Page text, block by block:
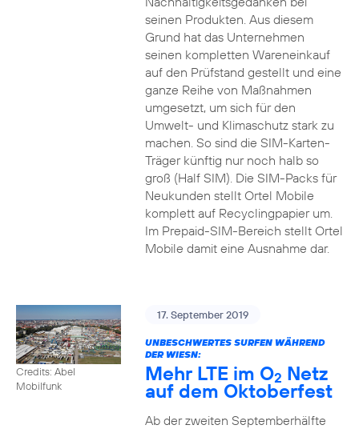
seinen Produkten. Aus diesem
Grund hat das Unternehmen
seinen kompletten Wareneinkauf
auf den Prüfstand gestellt und eine
ganze Reihe von Maßnahmen
umgesetzt, um sich für den
Umwelt- und Klimaschutz stark zu
machen. So sind die SIM-Karten-
Träger künftig nur noch halb so
groß (Half SIM). Die SIM-Packs für
Neukunden stellt Ortel Mobile
komplett auf Recyclingpapier um.
Im Prepaid-SIM-Bereich stellt Ortel
Mobile damit eine Ausnahme dar.
Credits: Abel
Mobilfunk
17. September 2019
UNBESCHWERTES SURFEN WÄHREND
DER WIESN:
Mehr LTE im O2 Netz
auf dem Oktoberfest
Ab der zweiten Septemberhälfte